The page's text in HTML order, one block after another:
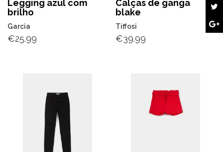
Legging azul com
brilho
Garcia
€25.99
Calças de ganga
blake
Tiffosi
€39.99